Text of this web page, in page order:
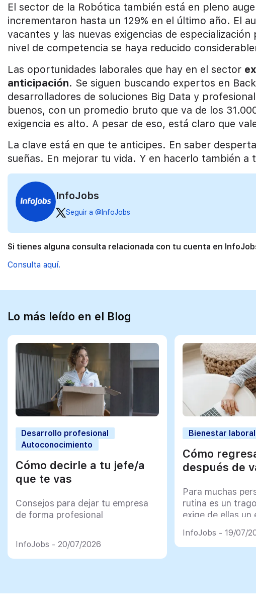
El sector de la Robótica también está en pleno
incrementaron hasta un 129% en el último año. El
vacantes y las nuevas exigencias de
nivel de competencia se haya reducido
Las oportunidades laborales que hay en el sector
anticipación. Se siguen buscando expertos en
desarrolladores de soluciones Big Data y
buenos, con un promedio bruto que va de los
exigencia es alto. A pesar de eso, está claro que
La clave está en que te anticipes. En saber
sueñas. En mejorar tu vida. Y en hacerlo también a
InfoJobs
Seguir a @InfoJobs
Si tienes alguna consulta relacionada con tu cuenta en
Consulta aquí.
Lo más leído en el Blog
Desarrollo profesional
Autoconocimiento
Cómo decirle a tu jefe/a
que te vas
Consejos para dejar tu empresa
de forma profesional
InfoJobs - 20/07/2026
Bienestar laboral
Cómo
después de
Para muchas
rutina es un
exige de ellas
InfoJobs - 19/07/